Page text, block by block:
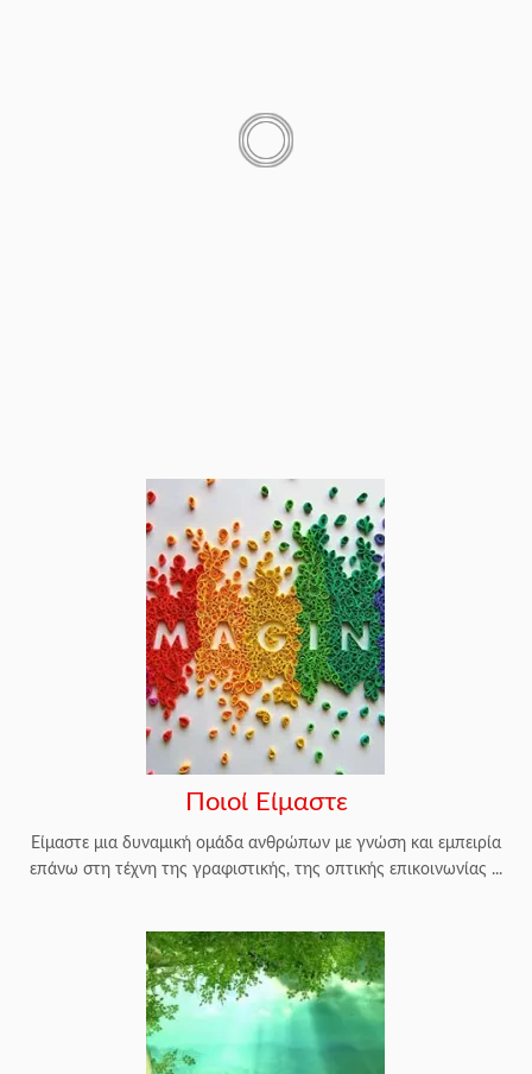
Ποιοί Είμαστε
Είμαστε μια δυναμική ομάδα ανθρώπων με γνώση και εμπειρία
επάνω στη τέχνη της γραφιστικής, της οπτικής επικοινωνίας ...